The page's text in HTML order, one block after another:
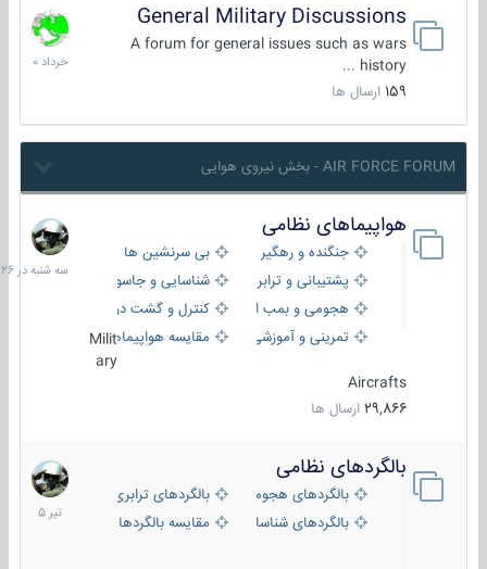
General Military Discussions
A forum for general issues such as wars
history ...
159 ارسال ها
10
خرداد
1400
AIR FORCE FORUM - بخش نیروی هوایی
هواپیماهای نظامی
جنگنده و رهگیر
بی سرنشین ها
پشتیبانی و ترابری
شناسایی و جاسوسی
هجومی و بمب افکن
کنترل و گشت دریایی
تمرینی و آموزشی
مقایسه هواپیماهاMilit
ary
Aircrafts
29,866 ارسال ها
سه
شنبه
در
بالگردهای نظامی
بالگردهای هجومی
بالگردهای ترابری
بالگردهای شناسایی
مقایسه بالگردها
22
تیر
1405